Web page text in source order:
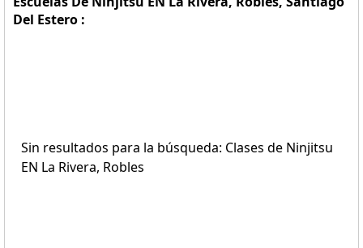
Del Estero :
Sin resultados para la búsqueda: Clases de Ninjitsu
EN La Rivera, Robles